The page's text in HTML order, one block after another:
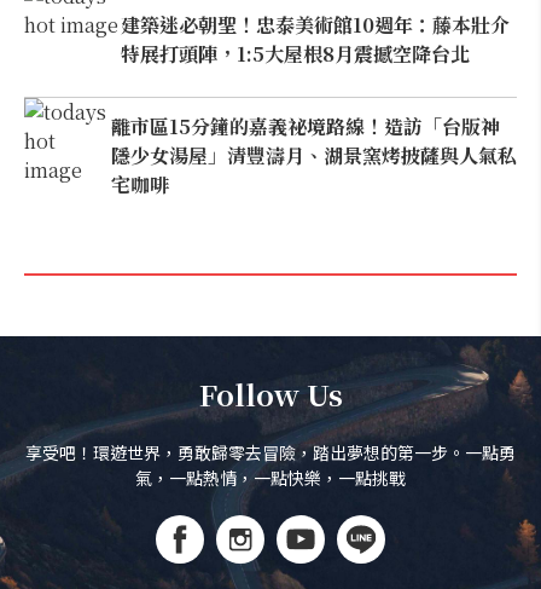
建築迷必朝聖！忠泰美術館10週年：藤本壯介
特展打頭陣，1:5大屋根8月震撼空降台北
離市區15分鐘的嘉義祕境路線！造訪「台版神
隱少女湯屋」清豐濤月、湖景窯烤披薩與人氣私
宅咖啡
Follow Us
享受吧！環遊世界，勇敢歸零去冒險，踏出夢想的第一步。一點勇
氣，一點熱情，一點快樂，一點挑戰